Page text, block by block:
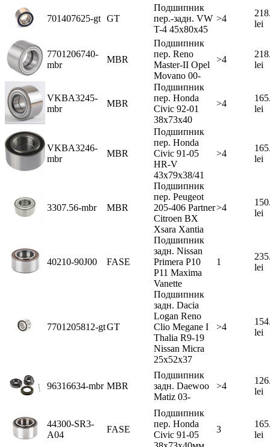
701407625-gt GT
Подшипник
пер.-задн. VW
T-4 45x80x45
>4
lei
7701206740-
mbr
MBR
Подшипник
пер. Reno
Master-II Opel
Movano 00-
>4
lei
VKBA3245-
mbr
MBR
Подшипник
пер. Honda
Civic 92-01
38x73x40
>4
lei
VKBA3246-
mbr
MBR
Подшипник
пер. Honda
Civic 91-05
HR-V
43x79x38/41
>4
lei
3307.56-mbr MBR
Подшипник
пер. Peugeot
205-406 Partner
Citroen BX
Xsara Xantia
>4
lei
40210-90J00 FASE
Подшипник
задн. Nissan
Primera P10
P11 Maxima
Vanette
1
lei
7701205812-gtGT
Подшипник
задн. Dacia
Logan Reno
Clio Megane I
Thalia R9-19
Nissan Micra
25x52x37
>4
lei
96316634-mbr MBR
Подшипник
задн. Daewoo
Matiz 03-
>4
lei
44300-SR3-
A04
FASE
Подшипник
пер. Honda
Civic 91-05
3
lei